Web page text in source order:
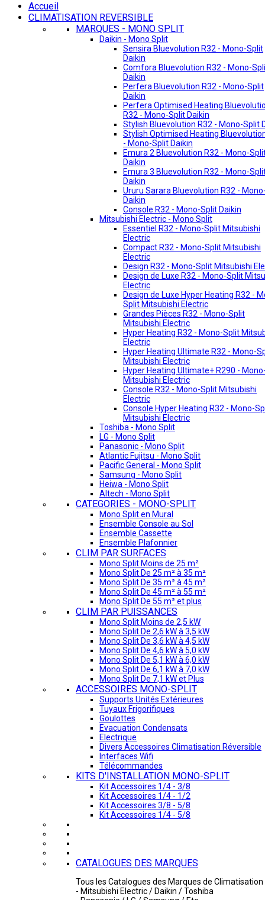
Accueil
CLIMATISATION REVERSIBLE
MARQUES - MONO SPLIT
Daikin - Mono Split
Sensira Bluevolution R32 - Mono-Split
Daikin
Comfora Bluevolution R32 - Mono-
Daikin
Perfera Bluevolution R32 - Mono-Split
Daikin
Perfera Optimised Heating
R32 - Mono-Split Daikin
Stylish Bluevolution R32 - Mono-Split
Stylish Optimised Heating
- Mono-Split Daikin
Emura 2 Bluevolution R32 - Mono-
Daikin
Emura 3 Bluevolution R32 - Mono-
Daikin
Ururu Sarara Bluevolution R32 -
Daikin
Console R32 - Mono-Split Daikin
Mitsubishi Electric - Mono Split
Essentiel R32 - Mono-Split Mitsubishi
Electric
Compact R32 - Mono-Split Mitsubishi
Electric
Design R32 - Mono-Split Mitsubishi
Design de Luxe R32 - Mono-Split
Electric
Design de Luxe Hyper Heating R32 -
Split Mitsubishi Electric
Grandes Pièces R32 - Mono-Split
Mitsubishi Electric
Hyper Heating R32 - Mono-Split
Electric
Hyper Heating Ultimate R32 - Mono-
Mitsubishi Electric
Hyper Heating Ultimate+ R290 -
Mitsubishi Electric
Console R32 - Mono-Split Mitsubishi
Electric
Console Hyper Heating R32 - Mono-
Mitsubishi Electric
Toshiba - Mono Split
LG - Mono Split
Panasonic - Mono Split
Atlantic Fujitsu - Mono Split
Pacific General - Mono Split
Samsung - Mono Split
Heiwa - Mono Split
Altech - Mono Split
CATEGORIES - MONO-SPLIT
Mono Split en Mural
Ensemble Console au Sol
Ensemble Cassette
Ensemble Plafonnier
CLIM PAR SURFACES
Mono Split Moins de 25 m²
Mono Split De 25 m² à 35 m²
Mono Split De 35 m² à 45 m²
Mono Split De 45 m² à 55 m²
Mono Split De 55 m² et plus
CLIM PAR PUISSANCES
Mono Split Moins de 2,5 kW
Mono Split De 2,6 kW à 3,5 kW
Mono Split De 3,6 kW à 4,5 kW
Mono Split De 4,6 kW à 5,0 kW
Mono Split De 5,1 kW à 6,0 kW
Mono Split De 6,1 kW à 7,0 kW
Mono Split De 7,1 kW et Plus
ACCESSOIRES MONO-SPLIT
Supports Unités Extérieures
Tuyaux Frigorifiques
Goulottes
Evacuation Condensats
Electrique
Divers Accessoires Climatisation Réversible
Interfaces Wifi
Télécommandes
KITS D'INSTALLATION MONO-SPLIT
Kit Accessoires 1/4 - 3/8
Kit Accessoires 1/4 - 1/2
Kit Accessoires 3/8 - 5/8
Kit Accessoires 1/4 - 5/8
CATALOGUES DES MARQUES
Tous les Catalogues des Marques de Climatisation
- Mitsubishi Electric / Daikin / Toshiba